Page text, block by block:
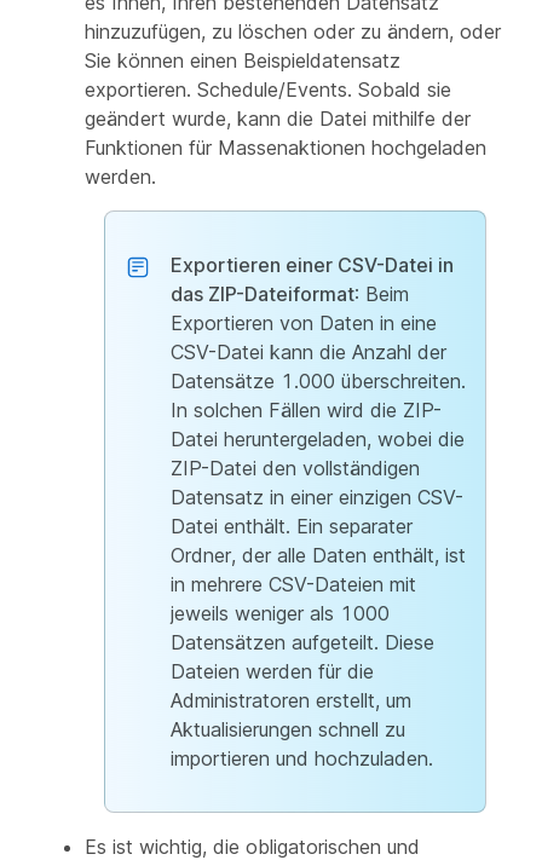
hinzuzufügen, zu löschen oder zu ändern, oder
Sie können einen Beispieldatensatz
exportieren. Schedule/Events. Sobald sie
geändert wurde, kann die Datei mithilfe der
Funktionen für Massenaktionen hochgeladen
werden.
Exportieren einer CSV-Datei in
das ZIP-Dateiformat: Beim
Exportieren von Daten in eine
CSV-Datei kann die Anzahl der
Datensätze 1.000 überschreiten.
In solchen Fällen wird die ZIP-
Datei heruntergeladen, wobei die
ZIP-Datei den vollständigen
Datensatz in einer einzigen CSV-
Datei enthält. Ein separater
Ordner, der alle Daten enthält, ist
in mehrere CSV-Dateien mit
jeweils weniger als 1000
Datensätzen aufgeteilt. Diese
Dateien werden für die
Administratoren erstellt, um
Aktualisierungen schnell zu
importieren und hochzuladen.
Es ist wichtig, die obligatorischen und